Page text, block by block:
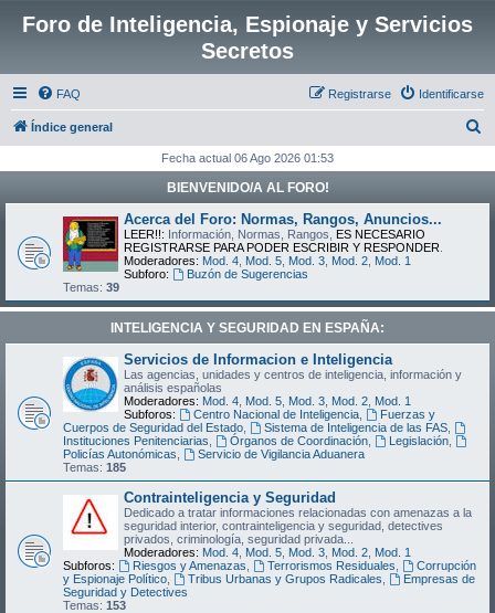
Foro de Inteligencia, Espionaje y Servicios
Secretos
FAQ Identificarse
Registrarse
Índice general
c
Fecha actual 06 Ago 2026 01:53
BIENVENIDO/A AL FORO!
Acerca del Foro: Normas, Rangos, Anuncios...
LEER!!: Información, Normas, Rangos, ES NECESARIO
REGISTRARSE PARA PODER ESCRIBIR Y RESPONDER
Moderadores: Mod. 4 Mod. 5 Mod. 3 Mod. 2 Mod. 1
Subforo:
Buzón de Sugerencias
Temas: 39
INTELIGENCIA Y SEGURIDAD EN ESPAÑA:
Servicios de Informacion e Inteligencia
Las agencias, unidades y centros de inteligencia, información y
análisis españolas
Moderadores: Mod. 4 Mod. 5 Mod. 3 Mod. 2 Mod. 1
Subforos:
Centro Nacional de Inteligencia,
Fuerzas y
Cuerpos de Seguridad del Estado
Sistema de Inteligencia de las FAS,
Instituciones Penitenciarias
Órganos de Coordinación, Legislación,
Policías Autonómicas
Servicio de Vigilancia Aduanera
Temas: 185
Contrainteligencia y Seguridad
Dedicado a tratar informaciones relacionadas con amenazas a la
seguridad interior, contrainteligencia y seguridad, detectives
privados, criminología, seguridad privada...
Moderadores: Mod. 4 Mod. 5 Mod. 3 Mod. 2 Mod. 1
Subforos:
Riesgos y Amenazas Terrorismos Residuales
Corrupción
y Espionaje Político
Tribus Urbanas y Grupos Radicales
Empresas de
Seguridad y Detectives
Temas: 153